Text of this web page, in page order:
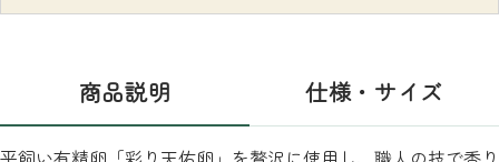
商品説明 仕様・サイズ